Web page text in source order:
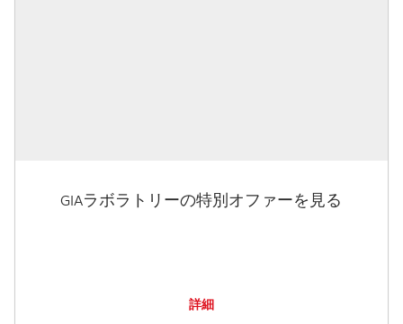
GIAラボラトリーの特別オファーを見る
詳細